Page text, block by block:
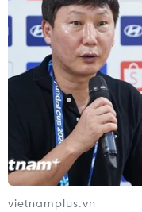
vietnamplus.vn